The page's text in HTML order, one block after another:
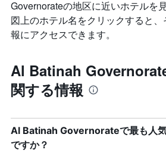
Governorate​の地区に近いホテルを
図上のホテル名をクリックすると
報にアクセスできます。
Al Batinah
関する情報
Al Batinah Governorateで最も人
ですか？